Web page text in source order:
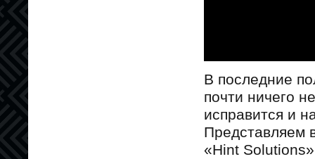
В последние
почти ничего
исправится и
Представляем
«Hint